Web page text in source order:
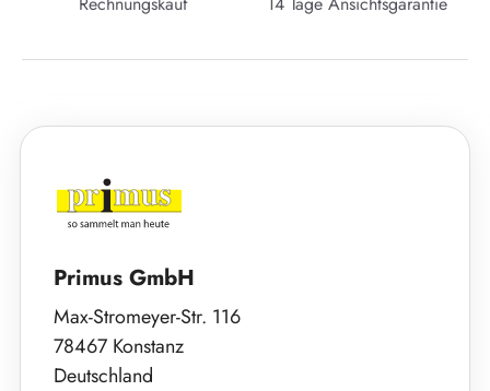
Primus GmbH
Max-Stromeyer-Str. 116
78467 Konstanz
Deutschland